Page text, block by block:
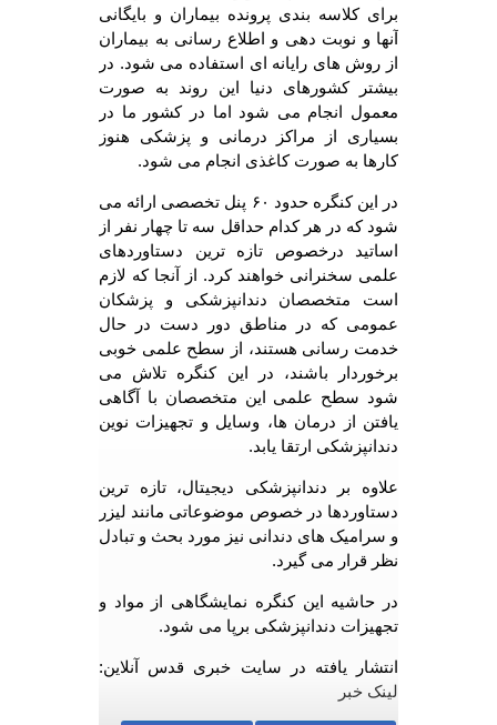
برای کلاسه بندی پرونده بیماران و بایگانی
آنها و نوبت دهی و اطلاع رسانی به بیماران
از روش های رایانه ای استفاده می شود. در
بیشتر کشورهای دنیا این روند به صورت
معمول انجام می شود اما در کشور ما در
بسیاری از مراکز درمانی و پزشکی هنوز
کارها به صورت کاغذی انجام می شود.
در این کنگره حدود ۶۰ پنل تخصصی ارائه می
شود که در هر کدام حداقل سه تا چهار نفر از
اساتید درخصوص تازه ترین دستاوردهای
علمی سخنرانی خواهند کرد. از آنجا که لازم
است متخصصان دندانپزشکی و پزشکان
عمومی که در مناطق دور دست در حال
خدمت رسانی هستند، از سطح علمی خوبی
برخوردار باشند، در این کنگره تلاش می
شود سطح علمی این متخصصان با آگاهی
یافتن از درمان ها، وسایل و تجهیزات نوین
دندانپزشکی ارتقا یابد.
علاوه بر دندانپزشکی دیجیتال، تازه ترین
دستاوردها در خصوص موضوعاتی مانند لیزر
و سرامیک های دندانی نیز مورد بحث و تبادل
نظر قرار می گیرد.
در حاشیه این کنگره نمایشگاهی از مواد و
تجهیزات دندانپزشکی برپا می شود.
انتشار یافته در سایت خبری قدس آنلاین:
لینک خبر